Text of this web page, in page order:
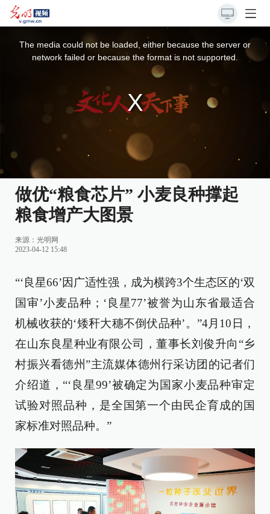
The media could not be loaded, either because the server or
network failed or because the format is not supported.
做优“粮食芯片” 小麦良种撑起
粮食增产大图景
来源： 光明网
2023-04-12 15:48
“‘良星66’因广适性强，成为横跨3个生态区的‘双
国审’小麦品种；‘良星77’被誉为山东省最适合
机械收获的‘矮秆大穗不倒伏品种’。”4月10日，
在山东良星种业有限公司，董事长刘俊升向“乡
村振兴看德州”主流媒体德州行采访团的记者们
介绍道，“‘良星99’被确定为国家小麦品种审定
试验对照品种，是全国第一个由民企育成的国
家标准对照品种。”